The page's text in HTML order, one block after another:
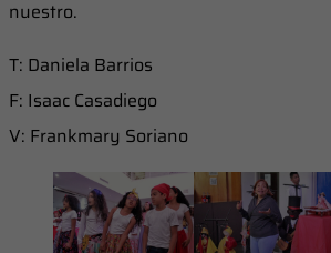
nuestro.
T: Daniela Barrios
F: Isaac Casadiego
V: Frankmary Soriano